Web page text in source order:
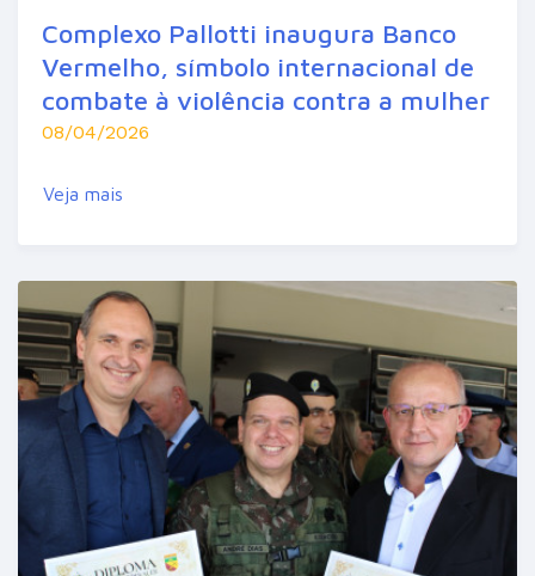
Complexo Pallotti inaugura Banco
Vermelho, símbolo internacional de
combate à violência contra a mulher
08/04/2026
Veja mais